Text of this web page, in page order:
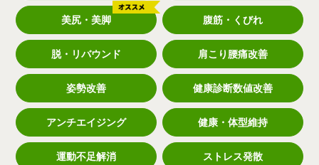
美尻・美脚 腹筋・くびれ
脱・リバウンド 肩こり腰痛改善
姿勢改善 健康診断数値改善
アンチエイジング 健康・体型維持
運動不足解消 ストレス発散